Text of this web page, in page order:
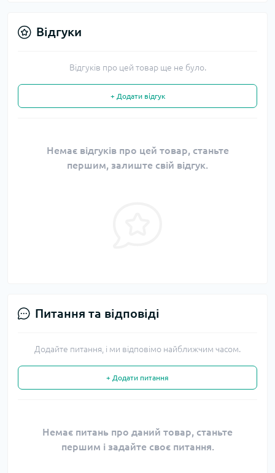
Відгуки
Відгуків про цей товар ще не було.
+ Додати відгук
Немає відгуків про цей товар, станьте
першим, залиште свій відгук.
Питання та відповіді
Додайте питання, і ми відповімо найближчим часом.
+ Додати питання
Немає питань про даний товар, станьте
першим і задайте своє питання.